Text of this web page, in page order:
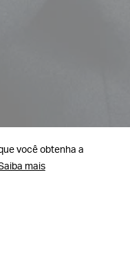
você obtenha a
mais